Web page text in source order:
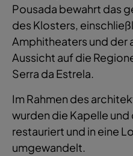
Pousada bewahrt das
des Klosters,
Amphitheaters und der
Aussicht auf die
Serra da Estrela.
Im Rahmen des
wurden die Kapelle und
restauriert und in eine
umgewandelt.